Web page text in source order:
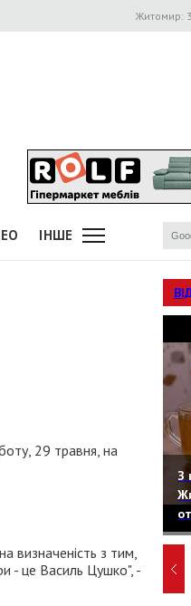
Житомир:
ІНШЕ
29 травня, на
визначеність з тим,
- це Василь Цушко", -
З